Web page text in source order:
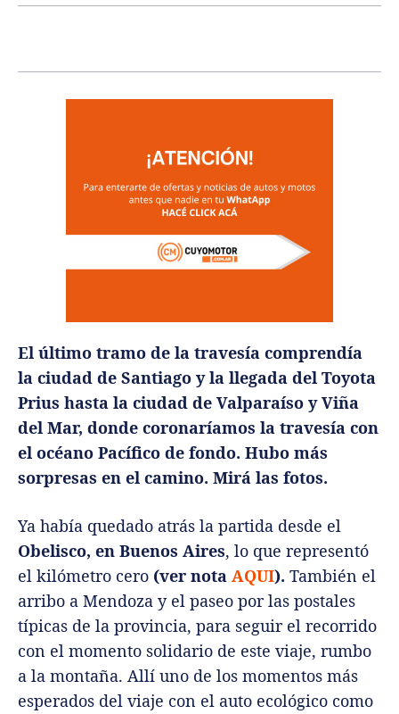
El último tramo de la travesía comprendía
la ciudad de Santiago y la llegada del Toyota
Prius hasta la ciudad de Valparaíso y Viña
del Mar, donde coronaríamos la travesía con
el océano Pacífico de fondo. Hubo más
sorpresas en el camino. Mirá las fotos.
Ya había quedado atrás la partida desde el
Obelisco, en Buenos Aires, lo que representó
el kilómetro cero (ver nota AQUI). También el
arribo a Mendoza y el paseo por las postales
típicas de la provincia, para seguir el recorrido
con el momento solidario de este viaje, rumbo
a la montaña. Allí uno de los momentos más
esperados del viaje con el auto ecológico como